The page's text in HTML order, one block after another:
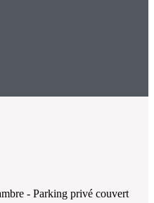
- Parking privé couvert